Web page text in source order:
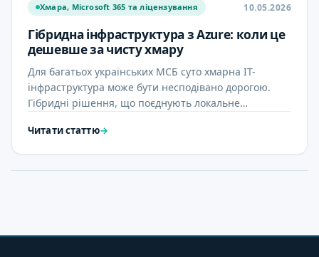
10.05.2026
Хмара, Microsoft 365 та ліцензування
Гібридна інфраструктура з Azure: коли це
дешевше за чисту хмару
Для багатьох українських МСБ суто хмарна ІТ-
інфраструктура може бути несподівано дорогою.
Гібридні рішення, що поєднують локальне
Читати статтю→